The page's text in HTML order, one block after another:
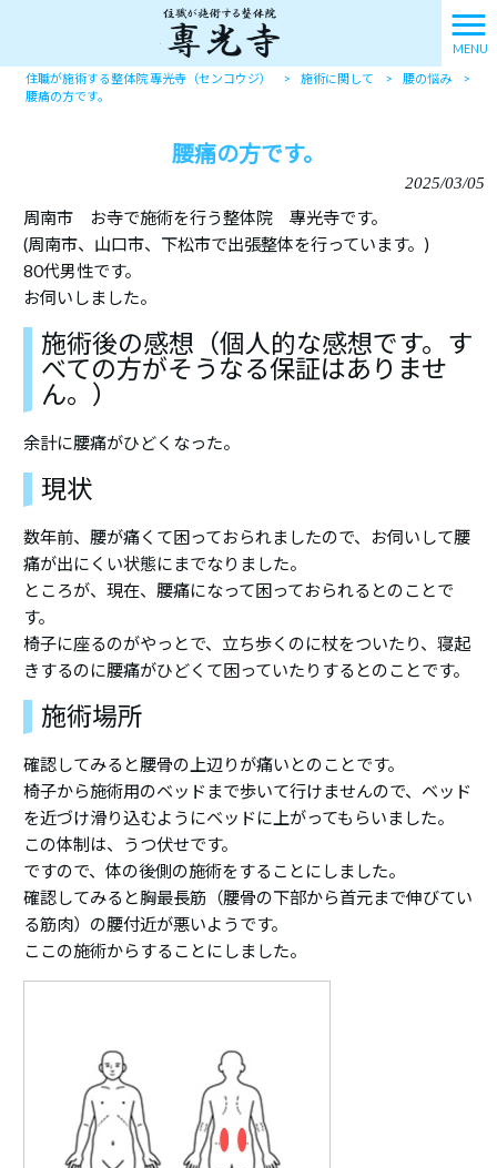
MENU
住職が施術する整体院 專光寺（センコウジ） > 施術に関して > 腰の悩み
>
腰痛の方です。
腰痛の方です。
2025/03/05
周南市 お寺で施術を行う整体院 專光寺です。
(周南市、山口市、下松市で出張整体を行っています。)
80代男性です。
お伺いしました。
施術後の感想（個人的な感想です。す
べての方がそうなる保証はありませ
ん。）
余計に腰痛がひどくなった。
現状
数年前、腰が痛くて困っておられましたので、お伺いして腰
痛が出にくい状態にまでなりました。
ところが、現在、腰痛になって困っておられるとのことで
す。
椅子に座るのがやっとで、立ち歩くのに杖をついたり、寝起
きするのに腰痛がひどくて困っていたりするとのことです。
施術場所
確認してみると腰骨の上辺りが痛いとのことです。
椅子から施術用のベッドまで歩いて行けませんので、ベッド
を近づけ滑り込むようにベッドに上がってもらいました。
この体制は、うつ伏せです。
ですので、体の後側の施術をすることにしました。
確認してみると胸最長筋（腰骨の下部から首元まで伸びてい
る筋肉）の腰付近が悪いようです。
ここの施術からすることにしました。